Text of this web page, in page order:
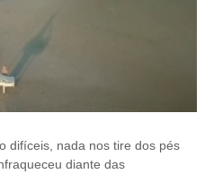
difíceis, nada nos tire dos pés
diante das